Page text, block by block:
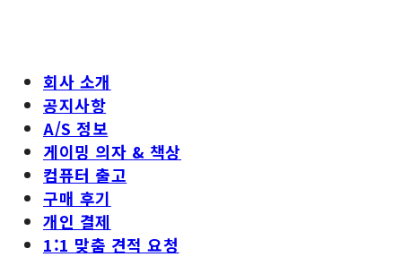
회사 소개
공지사항
A/S 정보
게이밍 의자 & 책상
컴퓨터 출고
구매 후기
개인 결제
1:1 맞춤 견적 요청